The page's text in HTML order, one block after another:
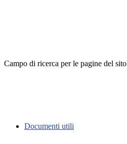
Campo di ricerca per le pagine del sito
Documenti utili